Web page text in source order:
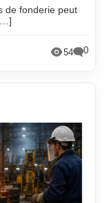
de fonderie peut
54 0